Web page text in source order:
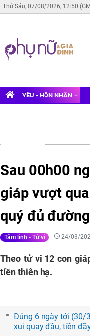
Thứ Sáu, 07/08/2026, 12:50
YÊU - HÔN NHÂN
Sau 00h00
giáp vượt
quý đủ đường
Tâm linh - Tử vi 24/03/
Theo tử vi 12 con
tiền thiên hạ.
Đúng 6 ngày tới (30/
xui quay đầu, tiền